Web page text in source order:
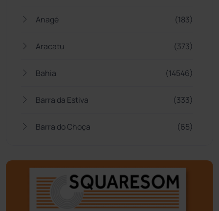
Anagé (183)
Aracatu (373)
Bahia (14546)
Barra da Estiva (333)
Barra do Choça (65)
Bom Jesus da Lapa (509)
Boquira (152)